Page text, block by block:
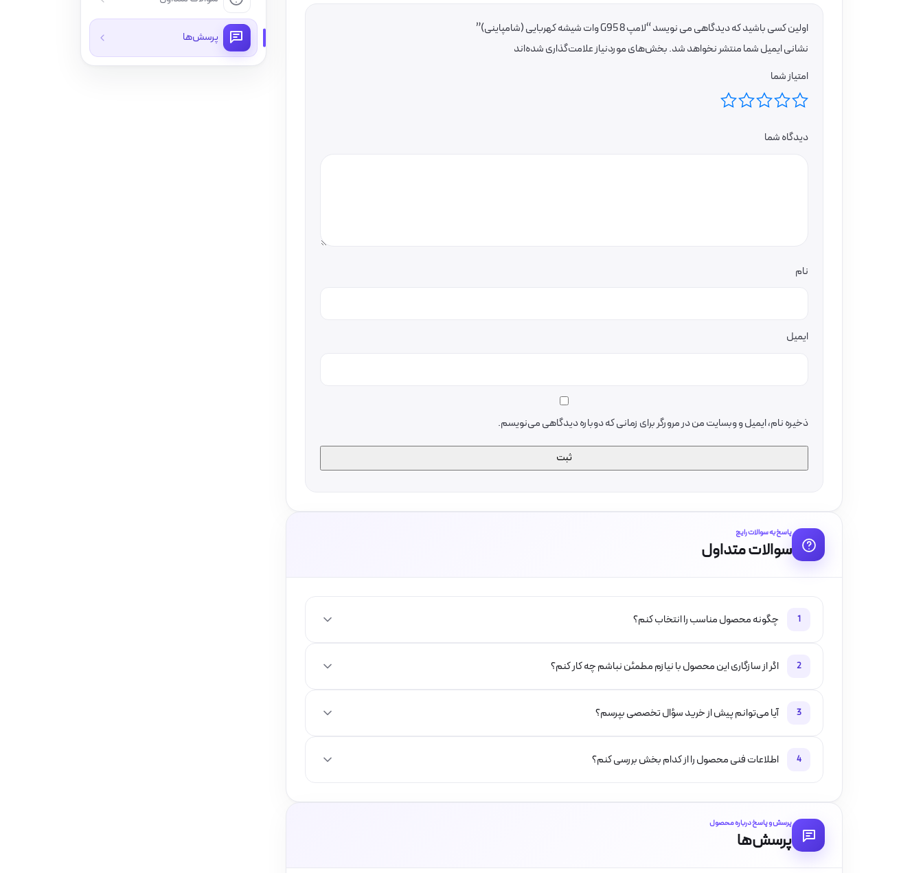
پرسش‌ها
اولین کسی باشید که دیدگاهی می نویسد “لامپ G95 8 وات شیشه کهربایی (شامپاینی)”
نشانی ایمیل شما منتشر نخواهد شد.بخش‌های موردنیاز علامت‌گذاری شده‌اند
امتیاز شما
دیدگاه شما
نام
ایمیل
ذخیره نام، ایمیل و وبسایت من در مرورگر برای زمانی که دوباره دیدگاهی می‌نویسم.
پاسخ به سوالات رایج
سوالات متداول
1 چگونه محصول مناسب را انتخاب کنم؟
2 اگر از سازگاری این محصول با نیازم مطمئن نباشم چه کار کنم؟
3 آیا می‌توانم پیش از خرید سؤال تخصصی بپرسم؟
4 اطلاعات فنی محصول را از کدام بخش بررسی کنم؟
پرسش و پاسخ درباره محصول
پرسش‌ها